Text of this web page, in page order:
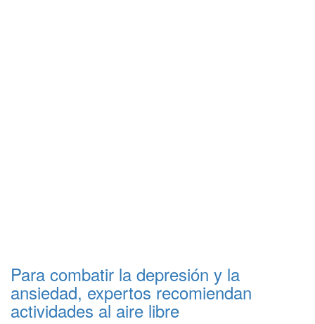
Para combatir la depresión y la
ansiedad, expertos recomiendan
actividades al aire libre